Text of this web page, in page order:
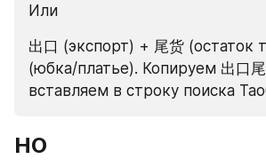
Или
出口 (экспорт) + 尾货 (остаток
(юбка/платье). Копируем 出口
вставляем в строку поиска
НО